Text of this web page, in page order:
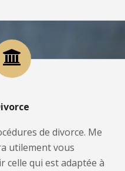
de divorce. Me
utilement vous
celle qui est adaptée à